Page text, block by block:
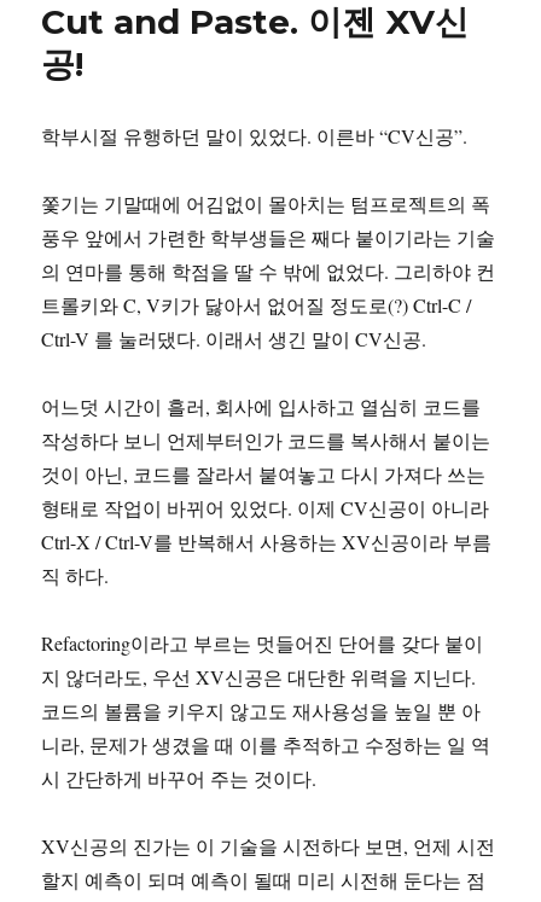
Cut and Paste. 이젠 XV신
공!
학부시절 유행하던 말이 있었다. 이른바 “CV신공”.
쫓기는 기말때에 어김없이 몰아치는 텀프로젝트의 폭
풍우 앞에서 가련한 학부생들은 째다 붙이기라는 기술
의 연마를 통해 학점을 딸 수 밖에 없었다. 그리하야 컨
트롤키와 C, V키가 닳아서 없어질 정도로(?) Ctrl-C /
Ctrl-V 를 눌러댔다. 이래서 생긴 말이 CV신공.
어느덧 시간이 흘러, 회사에 입사하고 열심히 코드를
작성하다 보니 언제부터인가 코드를 복사해서 붙이는
것이 아닌, 코드를 잘라서 붙여놓고 다시 가져다 쓰는
형태로 작업이 바뀌어 있었다. 이제 CV신공이 아니라
Ctrl-X / Ctrl-V를 반복해서 사용하는 XV신공이라 부름
직 하다.
Refactoring이라고 부르는 멋들어진 단어를 갖다 붙이
지 않더라도, 우선 XV신공은 대단한 위력을 지닌다.
코드의 볼륨을 키우지 않고도 재사용성을 높일 뿐 아
니라, 문제가 생겼을 때 이를 추적하고 수정하는 일 역
시 간단하게 바꾸어 주는 것이다.
XV신공의 진가는 이 기술을 시전하다 보면, 언제 시전
할지 예측이 되며 예측이 될때 미리 시전해 둔다는 점